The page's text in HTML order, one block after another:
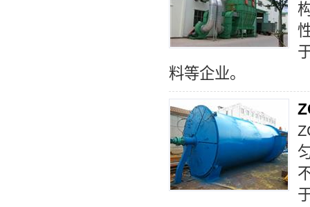
料等企业。